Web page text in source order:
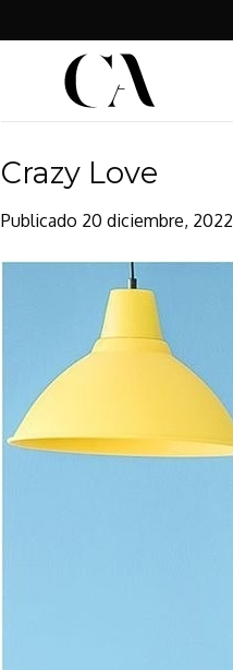
Crazy Love
Publicado 20 diciembre, 2022